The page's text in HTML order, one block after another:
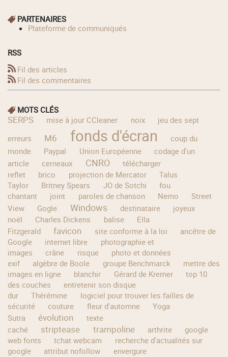
PARTENAIRES
Plateforme de communiqués
RSS
Fil des articles
Fil des commentaires
MOTS CLÉS
SERPS mise à jour CCleaner noix
jeu des sept
erreurs
M6 fonds d'écran
coup du
monde
Paypal Union Européenne
codage d'un
article
cerneaux CNRO
télécharger
reflet
brico projection de Mercator
Talus
Taylor
Britney Spears JO de Sotchi
fou
chantant
joint paroles de chanson Nemo
Street
View
Gogle Windows destinataire
joyeux
noël
Charles Dickens balise
Ella
Fitzgerald
favicon site conforme à la loi
ancêtre de
Google
internet libre
photographie et
images
crâne risque
photo et données
exif
algèbre de Boole groupe Benchmarck
mettre des
images en ligne
blanchir Gérard de Kremer
top 10
des couches
entretenir son disque
dur
Thérémine
logiciel pour trouver les failles de
sécurité
couture fleur d'automne
Yoga
Sutra
évolution
texte
caché
striptease trampoline arthrite
google
web fonts
tchat webcam
recherche d'actualités sur
google
attribut nofollow envergure